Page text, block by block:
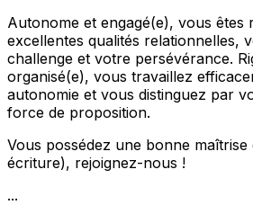
Autonome et engagé(e), vous
excellentes qualités relationnelles,
challenge et votre persévérance.
organisé(e), vous travaillez
autonomie et vous distinguez par
force de proposition.
Vous possédez une bonne maîtrise
écriture), rejoignez-nous !
...